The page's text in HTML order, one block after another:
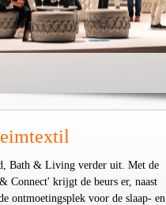
Bath & Living verder uit. Met de
Connect' krijgt de beurs er, naast
ontmoetingsplek voor de slaap- en